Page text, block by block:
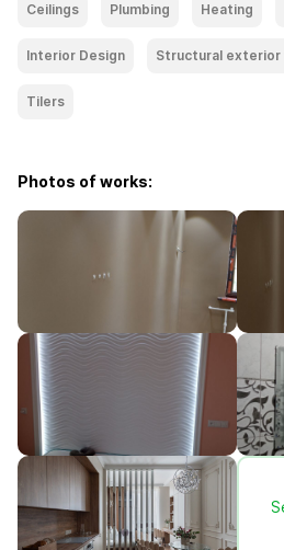
Ceilings Plumbing Heating
Interior Design Structural exterior
Tilers
Photos of works: